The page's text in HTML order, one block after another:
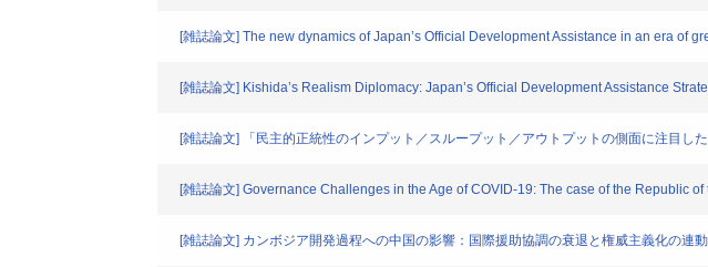
[雑誌論文] The new dynamics of Japan’s Official Development Assistance in an era of
[雑誌論文] Kishida’s Realism Diplomacy: Japan’s Official Development Assistance
[雑誌論文] 「民主的正統性のインプット／スループット／アウトプットの側面に注目し
[雑誌論文] Governance Challenges in the Age of COVID-19: The case of the Republic
[雑誌論文] カンボジア開発過程への中国の影響：国際援助協調の衰退と権威主義化の連